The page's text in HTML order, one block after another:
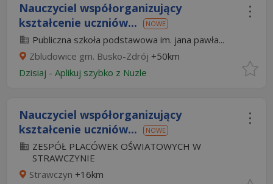
Nauczyciel współorganizujący
kształcenie uczniów...
NOWE
Publiczna szkoła podstawowa im. jana pawła...
Zbludowice gm. Busko-Zdrój +50km
Dzisiaj - Aplikuj szybko z Nuzle
Nauczyciel współorganizujący
kształcenie uczniów...
NOWE
ZESPÓŁ PLACÓWEK OŚWIATOWYCH W
STRAWCZYNIE
Strawczyn +16km